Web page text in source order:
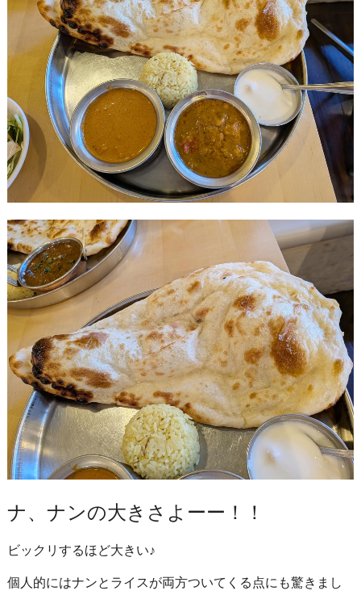
ナ、ナンの大きさよーー！！
ビックリするほど大きい♪
個人的にはナンとライスが両方ついてくる点にも驚きまし